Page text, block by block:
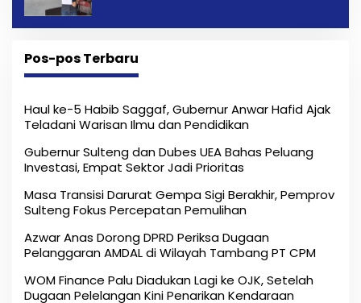
Pos-pos Terbaru
Haul ke-5 Habib Saggaf, Gubernur Anwar Hafid Ajak
Teladani Warisan Ilmu dan Pendidikan
Gubernur Sulteng dan Dubes UEA Bahas Peluang
Investasi, Empat Sektor Jadi Prioritas
Masa Transisi Darurat Gempa Sigi Berakhir, Pemprov
Sulteng Fokus Percepatan Pemulihan
Azwar Anas Dorong DPRD Periksa Dugaan
Pelanggaran AMDAL di Wilayah Tambang PT CPM
‎WOM Finance Palu Diadukan Lagi ke OJK, Setelah
Dugaan Pelelangan Kini Penarikan Kendaraan